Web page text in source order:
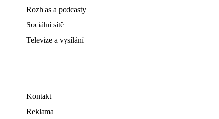
Rozhlas a podcasty
Sociální sítě
Televize a vysílání
Kontakt
Reklama